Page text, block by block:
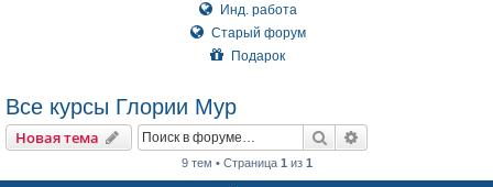
Инд. работа
Старый форум
Подарок
Все курсы Глории Мур
Новая тема Поиск
9 тем • Страница 1 из 1